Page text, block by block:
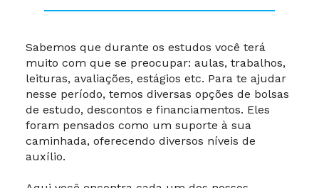
Sabemos que durante os estudos você terá
muito com que se preocupar: aulas, trabalhos,
leituras, avaliações, estágios etc. Para te ajudar
nesse período, temos diversas opções de bolsas
de estudo, descontos e financiamentos. Eles
foram pensados como um suporte à sua
caminhada, oferecendo diversos níveis de
auxílio.